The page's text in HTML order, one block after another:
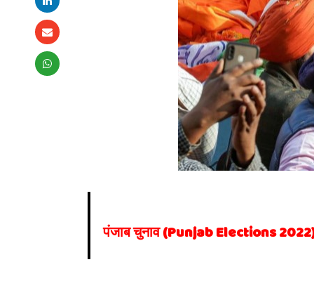
पंजाब चुनाव (Punjab Elections 2022)